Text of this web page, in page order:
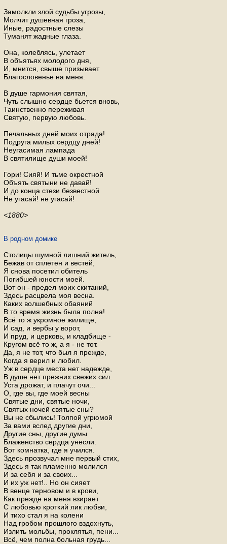
Замолкли злой судьбы угрозы,
Молчит душевная гроза,
Иные, радостные слезы
Туманят жадные глаза.
Она, колеблясь, улетает
В объятьях молодого дня,
И, мнится, свыше призывает
Благословенье на меня.
В душе гармония святая,
Чуть слышно сердце бьется вновь,
Таинственно переживая
Святую, первую любовь.
Печальных дней моих отрада!
Подруга милых сердцу дней!
Неугасимая лампада
В святилище души моей!
Гори! Сияй! И тьме окрестной
Объять святыни не давай!
И до конца стези безвестной
Не угасай! не угасай!
<1880>
В родном домике
Столицы шумной лишний житель,
Бежав от сплетен и вестей,
Я снова посетил обитель
Погибшей юности моей.
Вот он - предел моих скитаний,
Здесь расцвела моя весна.
Каких волшебных обаяний
В то время жизнь была полна!
Всё то ж укромное жилище,
И сад, и вербы у ворот,
И пруд, и церковь, и кладбище -
Кругом всё то ж, а я - не тот.
Да, я не тот, что был я прежде,
Когда я верил и любил.
Уж в сердце места нет надежде,
В душе нет прежних свежих сил.
Уста дрожат, и плачут очи...
О, где вы, где моей весны
Святые дни, святые ночи,
Святых ночей святые сны?
Вы не сбылись! Толпой угрюмой
За вами вслед другие дни,
Другие сны, другие думы
Блаженство сердца унесли.
Вот комнатка, где я учился.
Здесь прозвучал мне первый стих,
Здесь я так пламенно молился
И за себя и за своих...
И их уж нет!.. Но он сияет
В венце терновом и в крови,
Как прежде на меня взирает
С любовью кроткий лик любви,
И тихо стал я на колени
Над гробом прошлого вздохнуть,
Излить мольбы, проклятья, пени...
Всё, чем полна больная грудь...